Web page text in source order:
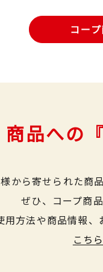
コー
商品への
から寄せられた商
ぜひ、コープ商
用方法や商品情報、
こちら